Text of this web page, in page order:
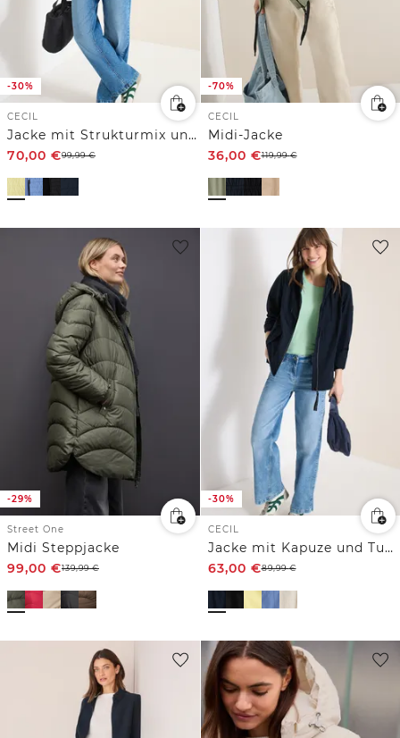
-30%
CECIL
Jacke mit Strukturmix und Kapuze
70,00 €99,99€
-70%
CECIL
Midi-Jacke
36,00 €119,99€
-29%
Street One
Midi Steppjacke
99,00 €139,99€
-30%
CECIL
Jacke mit Kapuze und Tunnelzug
63,00 €89,99€